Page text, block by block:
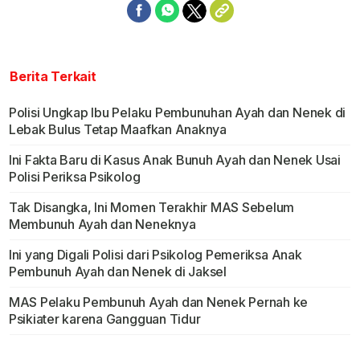
Berita Terkait
Polisi Ungkap Ibu Pelaku Pembunuhan Ayah dan Nenek di
Lebak Bulus Tetap Maafkan Anaknya
Ini Fakta Baru di Kasus Anak Bunuh Ayah dan Nenek Usai
Polisi Periksa Psikolog
Tak Disangka, Ini Momen Terakhir MAS Sebelum
Membunuh Ayah dan Neneknya
Ini yang Digali Polisi dari Psikolog Pemeriksa Anak
Pembunuh Ayah dan Nenek di Jaksel
MAS Pelaku Pembunuh Ayah dan Nenek Pernah ke
Psikiater karena Gangguan Tidur